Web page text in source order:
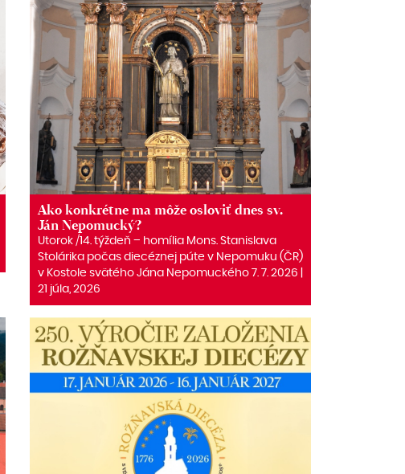
Ako konkrétne ma môže osloviť dnes sv.
Ján Nepomucký?
Utorok /14. týždeň – homília Mons. Stanislava
Stolárika počas diecéznej púte v Nepomuku (ČR)
v Kostole svätého Jána Nepomuckého 7. 7. 2026 |
21 júla, 2026